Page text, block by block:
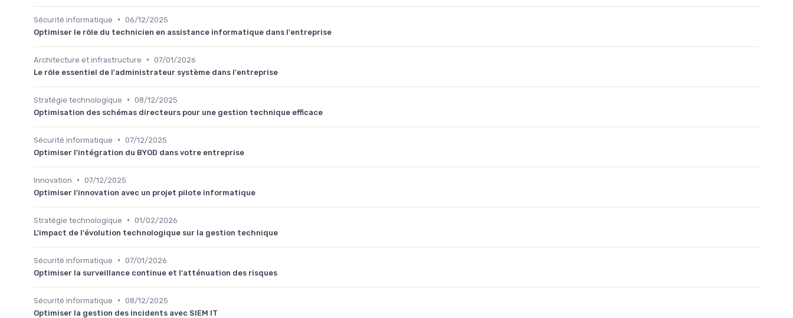
Sécurité informatique • 06/12/2025
Optimiser le rôle du technicien en assistance informatique dans l'entreprise
Architecture et infrastructure • 07/01/2026
Le rôle essentiel de l'administrateur système dans l'entreprise
Stratégie technologique • 08/12/2025
Optimisation des schémas directeurs pour une gestion technique efficace
Sécurité informatique • 07/12/2025
Optimiser l'intégration du BYOD dans votre entreprise
Innovation • 07/12/2025
Optimiser l'innovation avec un projet pilote informatique
Stratégie technologique • 01/02/2026
L'impact de l'évolution technologique sur la gestion technique
Sécurité informatique • 07/01/2026
Optimiser la surveillance continue et l'atténuation des risques
Sécurité informatique • 08/12/2025
Optimiser la gestion des incidents avec SIEM IT